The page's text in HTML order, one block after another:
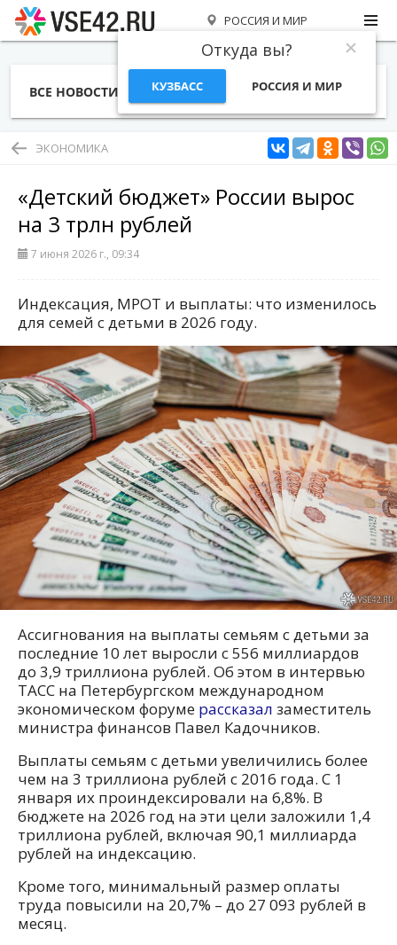
РОССИЯ И МИР
Откуда вы?
КУЗБАСС РОССИЯ И МИР
ВСЕ НОВОСТИ СТАТЬИ ТЕМЫ ФОТО
ЭКОНОМИКА
«Детский бюджет» России вырос
на 3 трлн рублей
7 июня 2026 г., 09:34
Индексация, МРОТ и выплаты: что изменилось
для семей с детьми в 2026 году.
Ассигнования на выплаты семьям с детьми за
последние 10 лет выросли с 556 миллиардов
до 3,9 триллиона рублей. Об этом в интервью
ТАСС на Петербургском международном
экономическом форуме рассказал заместитель
министра финансов Павел Кадочников.
Выплаты семьям с детьми увеличились более
чем на 3 триллиона рублей с 2016 года. С 1
января их проиндексировали на 6,8%. В
бюджете на 2026 год на эти цели заложили 1,4
триллиона рублей, включая 90,1 миллиарда
рублей на индексацию.
Кроме того, минимальный размер оплаты
труда повысили на 20,7% – до 27 093 рублей в
месяц.